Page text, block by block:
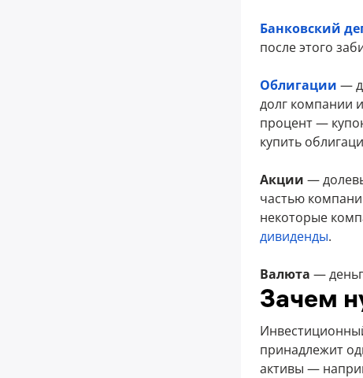
Банковский
после этого
Облигации —
долг компании
процент —
купить
Акции —
частью
некоторые
дивиденды.
Валюта —
Зачем
принадлежит
активы —